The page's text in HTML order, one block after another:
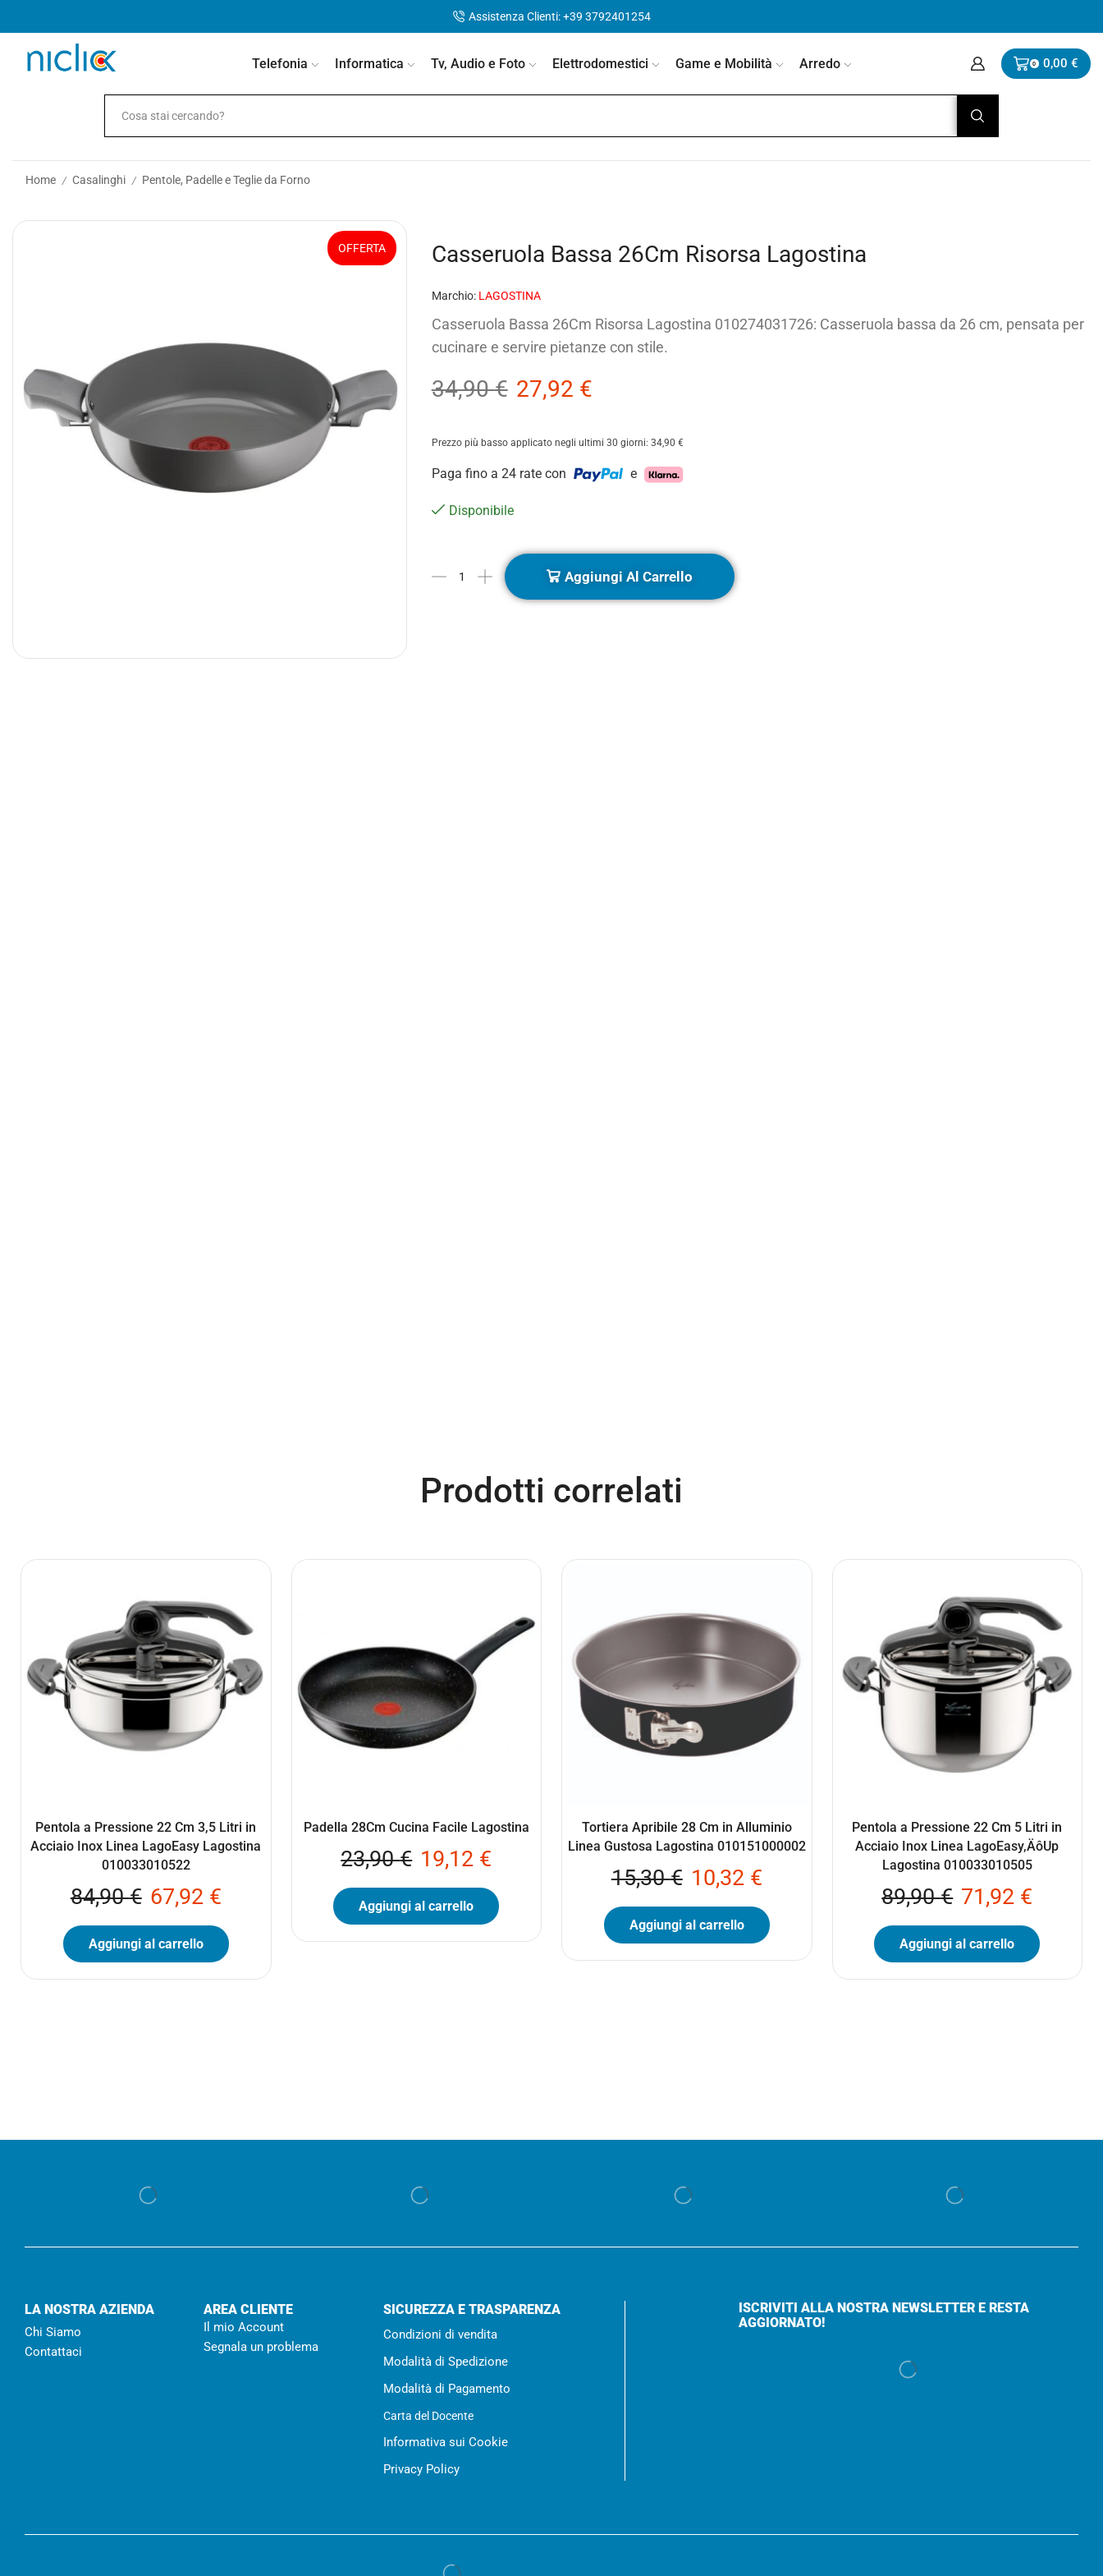
Assistenza Clienti: +39 3792401254
Telefonia Informatica Tv, Audio e Foto Elettrodomestici Game e Mobilità Arredo 0 0,00 €
Home / Casalinghi / Pentole, Padelle e Teglie da Forno
OFFERTA Casseruola Bassa 26Cm Risorsa Lagostina
Marchio: LAGOSTINA
Casseruola Bassa 26Cm Risorsa Lagostina 010274031726: Casseruola bassa da 26 cm, pensata per
cucinare e servire pietanze con stile.
34,90€ 27,92 €
Prezzo più basso applicato negli ultimi 30 giorni: 34,90 €
Paga fino a 24 rate con e
Disponibile
Aggiungi Al Carrello
Prodotti correlati
Pentola a Pressione 22 Cm 3,5 Litri in
Acciaio Inox Linea LagoEasy Lagostina
010033010522
84,90€ 67,92 €
Aggiungi al carrello
Padella 28Cm Cucina Facile Lagostina
23,90€ 19,12 €
Aggiungi al carrello
Tortiera Apribile 28 Cm in Alluminio
Linea Gustosa Lagostina 010151000002
15,30€ 10,32 €
Aggiungi al carrello
Pentola a Pressione 22 Cm 5 Litri in
Acciaio Inox Linea LagoEasy‚ÄôUp
Lagostina 010033010505
89,90€ 71,92 €
Aggiungi al carrello
LA NOSTRA AZIENDA
Chi Siamo
Contattaci
AREA CLIENTE
Il mio Account
Segnala un problema
SICUREZZA E TRASPARENZA
Condizioni di vendita
Modalità di Spedizione
Modalità di Pagamento
Carta del Docente
Informativa sui Cookie
Privacy Policy
ISCRIVITI ALLA NOSTRA NEWSLETTER E RESTA
AGGIORNATO!